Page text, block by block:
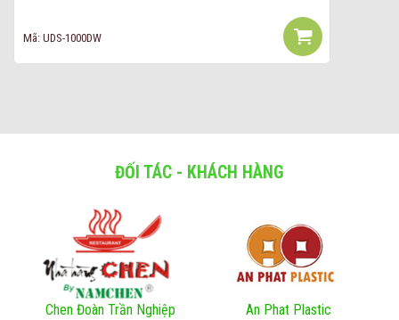
Mã: UDS-1000DW
ĐỐI TÁC - KHÁCH HÀNG
Chen Đoàn Trần Nghiệp An Phat Plastic